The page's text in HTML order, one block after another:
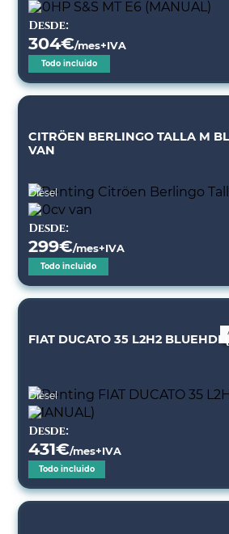
Desde:
304€/mes+IVA
Todo incluido
CITRÖEN BERLINGO TALLA M
VAN
Diésel
Desde:
299€/mes+IVA
Todo incluido
FIAT DUCATO 35 L2H2 BLUEHDI
Diésel
Desde:
431€/mes+IVA
Todo incluido